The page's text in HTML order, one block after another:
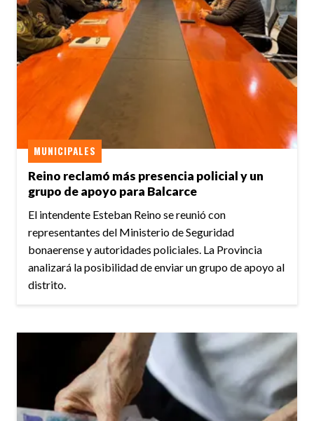
Reino reclamó más presencia policial y un
grupo de apoyo para Balcarce
MUNICIPALES
El intendente Esteban Reino se reunió con
representantes del Ministerio de Seguridad
bonaerense y autoridades policiales. La Provincia
analizará la posibilidad de enviar un grupo de apoyo al
distrito.